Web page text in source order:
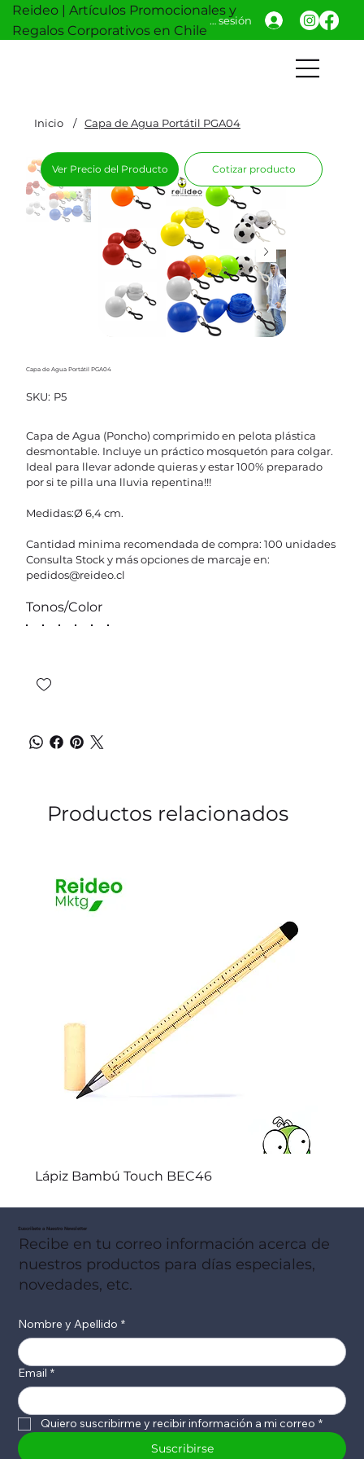
Reideo | Artículos Promocionales y
Regalos Corporativos en Chile
Iniciar sesión
Inicio / Capa de Agua Portátil PGA04
Capa de Agua Portátil PGA04
SKU: SKU
P5
P5
Capa de Agua (Poncho) comprimido en pelota plástica
desmontable. Incluye un práctico mosquetón para colgar.
Ideal para llevar adonde quieras y estar 100% preparado
por si te pilla una lluvia repentina!!!
Medidas:Ø 6,4 cm.
Cantidad minima recomendada de compra: 100 unidades
Consulta Stock y más opciones de marcaje en:
pedidos@reideo.cl
Tonos/Color
Ver Precio del Producto Cotizar producto
Productos relacionados
Lápiz Bambú Touch BEC46
Suscribete a Nuestro Newsletter
Recibe en tu correo información acerca de
nuestros productos para días especiales,
novedades, etc.
Nombre y Apellido *
Email *
Quiero suscribirme y recibir información a mi correo *
Suscribirse